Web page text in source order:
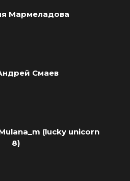
Мармеладова
Смаев
(lucky unicorn
8)